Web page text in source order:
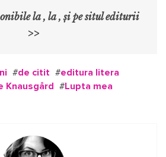
la , la , și pe situl editurii
>>
#de citit #editura litera
Knausgård #Lupta mea